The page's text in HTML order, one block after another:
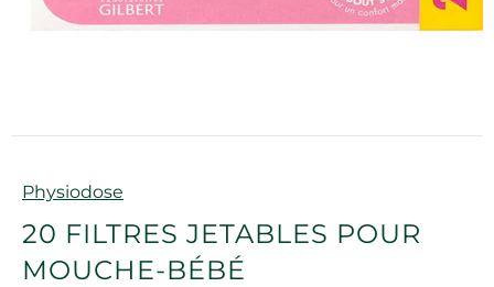
Marque
Physiodose
20 FILTRES JETABLES POUR
MOUCHE-BÉBÉ